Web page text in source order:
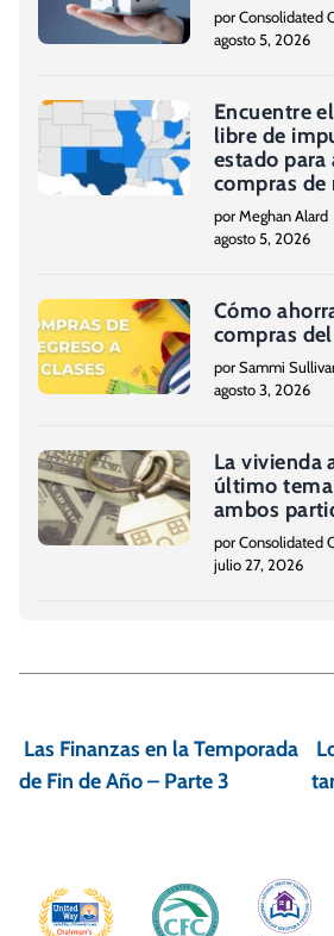
por Consolidated
agosto 5, 2026
Encuentre
libre de
estado para
compras de
por Meghan Alard
agosto 5, 2026
Cómo
compras
por Sammi
agosto 3, 2026
La vivienda
último
ambos
por Consolidated
julio 27, 2026
a
v
Las Finanzas en la Temporada
de Fin de Año – Parte 3